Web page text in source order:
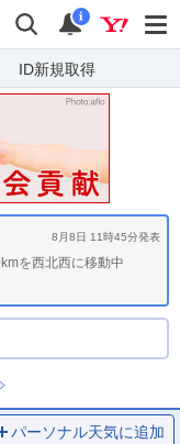
検索 通知
i
ID新規取得
8月8日 11時45分発表
を西北西に移動中
パーソナル天気に追加